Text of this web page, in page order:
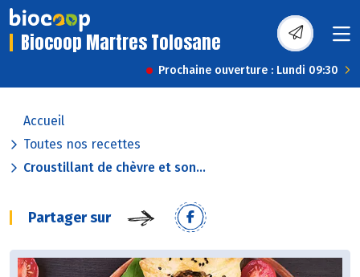
Biocoop Martres Tolosane
Prochaine ouverture : Lundi 09:30
Accueil
Toutes nos recettes
Croustillant de chèvre et son...
Partager sur